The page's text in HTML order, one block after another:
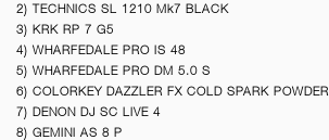
2) TECHNICS SL 1210 Mk7 BLACK
3) KRK RP 7 G5
4) WHARFEDALE PRO IS 48
5) WHARFEDALE PRO DM 5.0 S
6) COLORKEY DAZZLER FX COLD SPARK POWDER
7) DENON DJ SC LIVE 4
8) GEMINI AS 8 P